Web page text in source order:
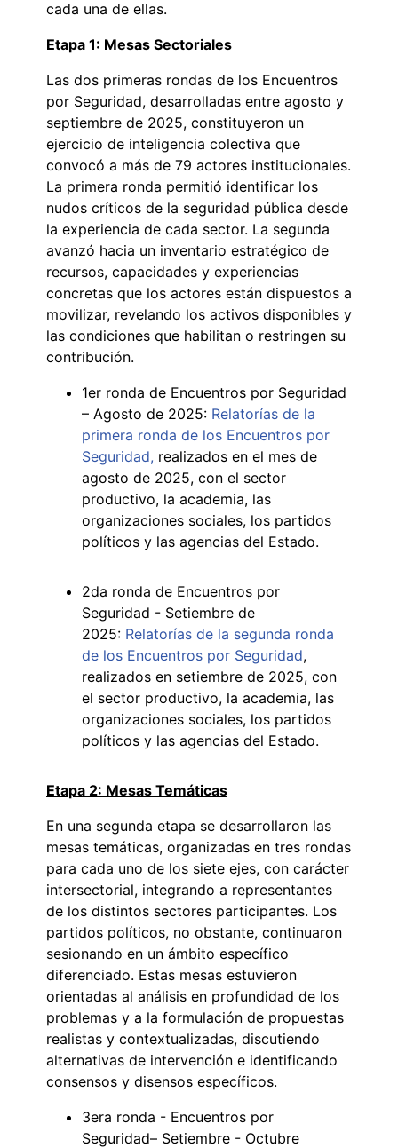
cada una de ellas.
Etapa 1: Mesas Sectoriales
Las dos primeras rondas de los Encuentros
por Seguridad, desarrolladas entre agosto y
septiembre de 2025, constituyeron un
ejercicio de inteligencia colectiva que
convocó a más de 79 actores institucionales.
La primera ronda permitió identificar los
nudos críticos de la seguridad pública desde
la experiencia de cada sector. La segunda
avanzó hacia un inventario estratégico de
recursos, capacidades y experiencias
concretas que los actores están dispuestos a
movilizar, revelando los activos disponibles y
las condiciones que habilitan o restringen su
contribución.
1er ronda de Encuentros por Seguridad
– Agosto de 2025: Relatorías de la
primera ronda de los Encuentros por
Seguridad, realizados en el mes de
agosto de 2025, con el sector
productivo, la academia, las
organizaciones sociales, los partidos
políticos y las agencias del Estado.
2da ronda de Encuentros por
Seguridad - Setiembre de
2025: Relatorías de la segunda ronda
de los Encuentros por Seguridad,
realizados en setiembre de 2025, con
el sector productivo, la academia, las
organizaciones sociales, los partidos
políticos y las agencias del Estado.
Etapa 2: Mesas Temáticas
En una segunda etapa se desarrollaron las
mesas temáticas, organizadas en tres rondas
para cada uno de los siete ejes, con carácter
intersectorial, integrando a representantes
de los distintos sectores participantes. Los
partidos políticos, no obstante, continuaron
sesionando en un ámbito específico
diferenciado. Estas mesas estuvieron
orientadas al análisis en profundidad de los
problemas y a la formulación de propuestas
realistas y contextualizadas, discutiendo
alternativas de intervención e identificando
consensos y disensos específicos.
3era ronda - Encuentros por
Seguridad– Setiembre - Octubre